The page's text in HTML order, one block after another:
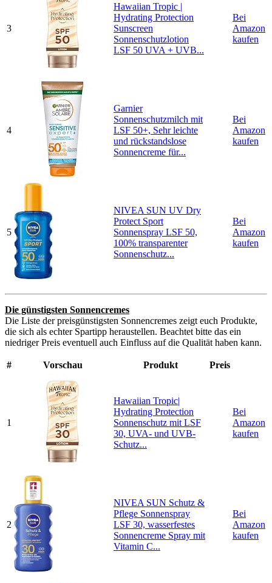
3
Hawaiian Tropic |
Hydrating Protection
Sunscreen
Sonnenschutzlotion
LSF 50 UVA + UVB...
Bei
Amazon
kaufen
4
Garnier
Sonnenschutzmilch mit
LSF 50+, Sehr leichte
und rückstandslose
Sonnencreme für...
Bei
Amazon
kaufen
5
NIVEA SUN UV Dry
Protect Sport
Sonnenspray LSF 50,
100% transparenter
Sonnenschutz...
Bei
Amazon
kaufen
Die günstigsten Sonnencremes
Die Liste der preisgünstigsten Sonnencremes zeigt euch Produkte,
die sich als echter Spartipp heraustellen. Beachtet bitte das ein
niedriger Preis eventuell auch Einfluss auf die Qualität haben kann.
# Vorschau Produkt Preis
1
Hawaiian Tropic|
Hydrating Protection
Sonnenschutz mit LSF
30, UVA- und UVB-
Schutz...
Bei
Amazon
kaufen
2
NIVEA SUN Schutz &
Pflege Sonnenspray
LSF 30, wasserfestes
Sonnencreme Spray mit
Vitamin C...
Bei
Amazon
kaufen